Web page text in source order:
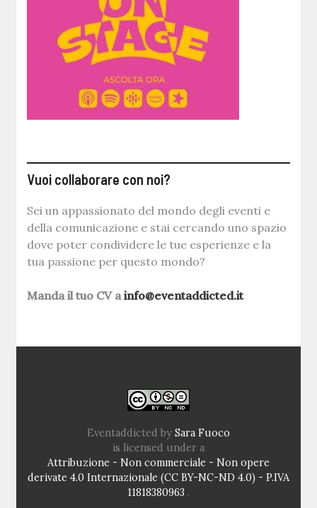
Vuoi collaborare con noi?
Sei un appassionato del mondo degli eventi e
della comunicazione e stai cercando uno spazio
dove poter condividere le tue esperienze e la
tua passione per questo mondo?
Manda il tuo CV ainfo@eventaddicted.it
Eventaddicted by Sara Fuoco
is licensed under a
Attribuzione - Non commerciale - Non opere
derivate 4.0 Internazionale (CC BY-NC-ND 4.0) - P.IVA
11818380963 .